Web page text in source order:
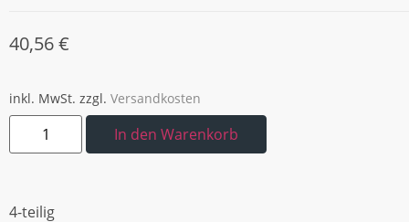
40,56€
inkl. MwSt. zzgl. Versandkosten
In den Warenkorb
4-teilig